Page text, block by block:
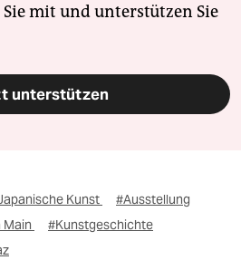
mit und unterstützen Sie
unterstützen
Kunst
#Ausstellung
#Kunstgeschichte